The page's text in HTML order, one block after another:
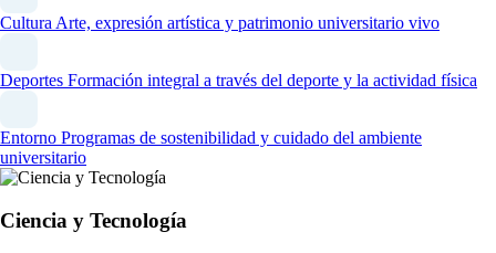
CulturaArte, expresión artística y patrimonio universitario vivo
Deportes Formación integral a través del deporte y la actividad física
Entorno Programas de sostenibilidad y cuidado del ambiente
universitario
Ciencia y Tecnología